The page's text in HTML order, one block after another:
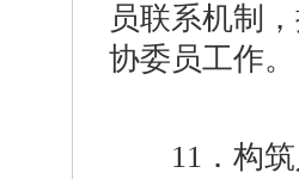
员联系机制
协委员工作。
11．构筑